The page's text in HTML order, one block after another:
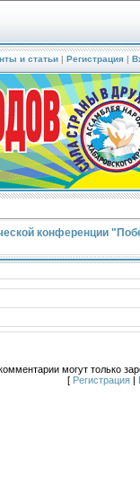
и статьи| Регистрация|
конференции
могут только
[ Регистрация |